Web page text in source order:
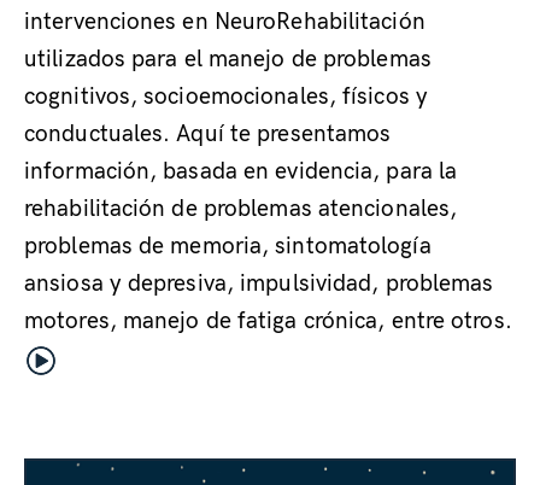
intervenciones en NeuroRehabilitación
utilizados para el manejo de problemas
cognitivos, socioemocionales, físicos y
conductuales. Aquí te presentamos
información, basada en evidencia, para la
rehabilitación de problemas atencionales,
problemas de memoria, sintomatología
ansiosa y depresiva, impulsividad, problemas
motores, manejo de fatiga crónica, entre otros.